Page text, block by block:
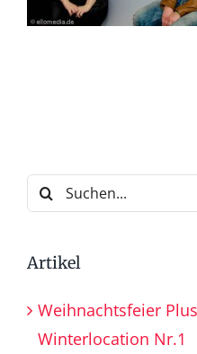
Suche
nach:
Artikel
Weihnachtsfeier
Winterlocation Nr.1